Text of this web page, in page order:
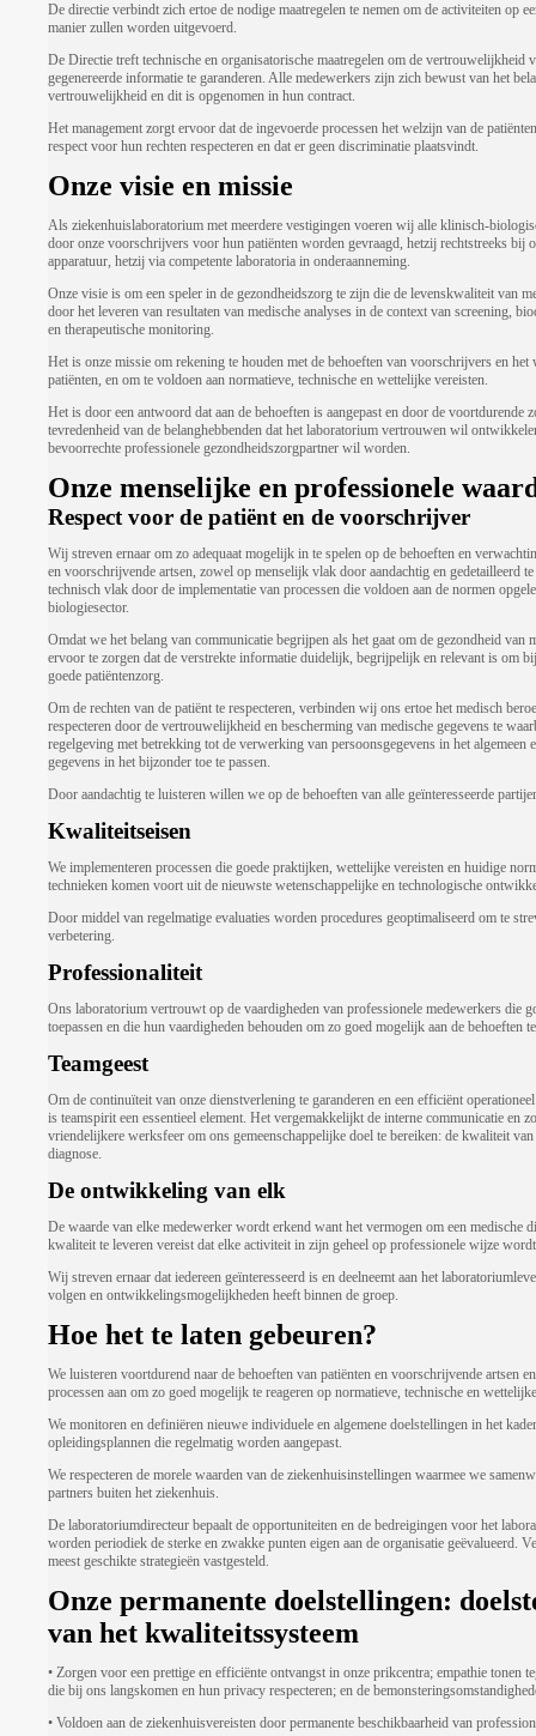
De directie verbindt zich ertoe de nodige maatregelen te nemen om de activiteiten op
manier zullen worden uitgevoerd.
De Directie treft technische en organisatorische maatregelen om de vertrouwelijkheid
gegenereerde informatie te garanderen. Alle medewerkers zijn zich bewust van het
vertrouwelijkheid en dit is opgenomen in hun contract.
Het management zorgt ervoor dat de ingevoerde processen het welzijn van de
respect voor hun rechten respecteren en dat er geen discriminatie plaatsvindt.
Onze visie en missie
Als ziekenhuislaboratorium met meerdere vestigingen voeren wij alle klinisch-
door onze voorschrijvers voor hun patiënten worden gevraagd, hetzij rechtstreeks bij
apparatuur, hetzij via competente laboratoria in onderaanneming.
Onze visie is om een speler in de gezondheidszorg te zijn die de levenskwaliteit van
door het leveren van resultaten van medische analyses in de context van screening,
en therapeutische monitoring.
Het is onze missie om rekening te houden met de behoeften van voorschrijvers en het
patiënten, en om te voldoen aan normatieve, technische en wettelijke vereisten.
Het is door een antwoord dat aan de behoeften is aangepast en door de voortdurende
tevredenheid van de belanghebbenden dat het laboratorium vertrouwen wil
bevoorrechte professionele gezondheidszorgpartner wil worden.
Onze menselijke en professionele
Respect voor de patiënt en de voorschrijver
Wij streven ernaar om zo adequaat mogelijk in te spelen op de behoeften en
en voorschrijvende artsen, zowel op menselijk vlak door aandachtig en gedetailleerd
technisch vlak door de implementatie van processen die voldoen aan de normen
biologiesector.
Omdat we het belang van communicatie begrijpen als het gaat om de gezondheid van
ervoor te zorgen dat de verstrekte informatie duidelijk, begrijpelijk en relevant is om
goede patiëntenzorg.
Om de rechten van de patiënt te respecteren, verbinden wij ons ertoe het medisch
respecteren door de vertrouwelijkheid en bescherming van medische gegevens te
regelgeving met betrekking tot de verwerking van persoonsgegevens in het algemeen
gegevens in het bijzonder toe te passen.
Door aandachtig te luisteren willen we op de behoeften van alle geïnteresseerde
Kwaliteitseisen
We implementeren processen die goede praktijken, wettelijke vereisten en huidige
technieken komen voort uit de nieuwste wetenschappelijke en technologische
Door middel van regelmatige evaluaties worden procedures geoptimaliseerd om te
verbetering.
Professionaliteit
Ons laboratorium vertrouwt op de vaardigheden van professionele medewerkers die
toepassen en die hun vaardigheden behouden om zo goed mogelijk aan de behoeften
Teamgeest
Om de continuïteit van onze dienstverlening te garanderen en een efficiënt
is teamspirit een essentieel element. Het vergemakkelijkt de interne communicatie en
vriendelijkere werksfeer om ons gemeenschappelijke doel te bereiken: de kwaliteit van
diagnose.
De ontwikkeling van elk
De waarde van elke medewerker wordt erkend want het vermogen om een medische
kwaliteit te leveren vereist dat elke activiteit in zijn geheel op professionele wijze
Wij streven ernaar dat iedereen geïnteresseerd is en deelneemt aan het
volgen en ontwikkelingsmogelijkheden heeft binnen de groep.
Hoe het te laten gebeuren?
We luisteren voortdurend naar de behoeften van patiënten en voorschrijvende artsen
processen aan om zo goed mogelijk te reageren op normatieve, technische en
We monitoren en definiëren nieuwe individuele en algemene doelstellingen in het
opleidingsplannen die regelmatig worden aangepast.
We respecteren de morele waarden van de ziekenhuisinstellingen waarmee we
partners buiten het ziekenhuis.
De laboratoriumdirecteur bepaalt de opportuniteiten en de bedreigingen voor het
worden periodiek de sterke en zwakke punten eigen aan de organisatie geëvalueerd.
meest geschikte strategieën vastgesteld.
Onze permanente doelstellingen:
van het kwaliteitssysteem
• Zorgen voor een prettige en efficiënte ontvangst in onze prikcentra; empathie tonen
die bij ons langskomen en hun privacy respecteren; en de
• Voldoen aan de ziekenhuisvereisten door permanente beschikbaarheid van